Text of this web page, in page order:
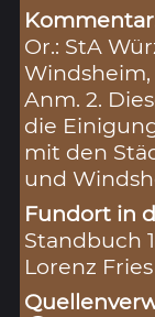
Or.: StA
Windsheim,
Anm. 2.
die
mit den
und
Fundort in
Standbuch
Lorenz Fries